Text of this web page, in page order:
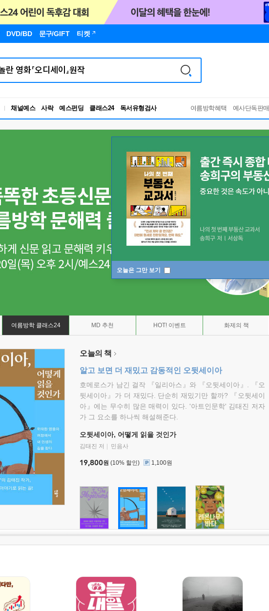
DVD/BD 문구/GIFT 티켓
채널예스 사락 예스펀딩 클래스24
독서유형검사
RBTI Lab
독서유형검사
여름방학혜택 예사단독판매
오늘은 그만 보기
여름방학 클래스24 MD 추천 HOT! 이벤트 화제의 책
오늘의 책
알고 보면 더 재밌고 감동적인 오뒷세이아
호메로스가 남긴 걸작 『일리아스』와 『오뒷세이아』. 『오
뒷세이아』가 더 재밌다. 단순히 재밌기만 할까? 『오뒷세이
아』에는 무수히 많은 매력이 있다. '아트인문학' 김태진 저자
가 그 요소를 하나씩 해설해준다.
오뒷세이아, 어떻게 읽을 것인가
김태진 저 민음사
19,800원 (10% 할인) 1,100원